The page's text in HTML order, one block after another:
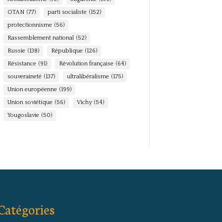
OTAN (77) parti socialiste (152)
protectionnisme (56)
Rassemblement national (52)
Russie (138) République (126)
Résistance (91) Révolution française (64)
souveraineté (137) ultralibéralisme (175)
Union européenne (199)
Union soviétique (56) Vichy (54)
Yougoslavie (50)